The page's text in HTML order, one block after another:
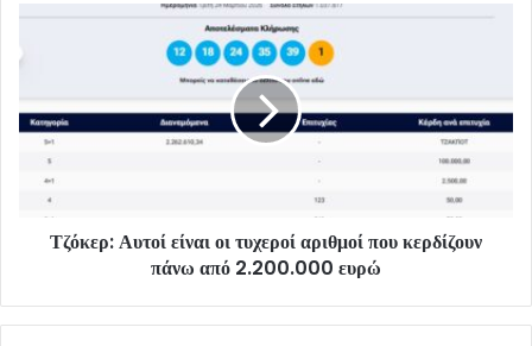
Τζόκερ: Αυτοί είναι οι τυχεροί αριθμοί που κερδίζουν
πάνω από 2.200.000 ευρώ